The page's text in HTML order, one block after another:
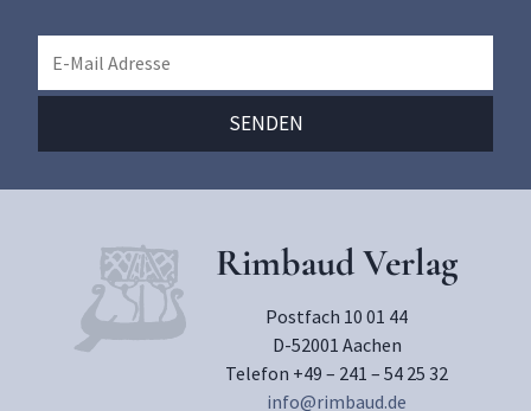
Rimbaud Verlag
Postfach 10 01 44
D-52001 Aachen
Telefon +49 – 241 – 54 25 32
info@rimbaud.de